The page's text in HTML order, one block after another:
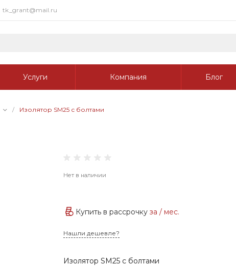
tk_grant@mail.ru
Услуги Компания Блог
/ Изолятор SM25 с болтами
Нет в наличии
Купить в рассрочкуза/ мес.
Нашли дешевле?
Изолятор SM25 с болтами